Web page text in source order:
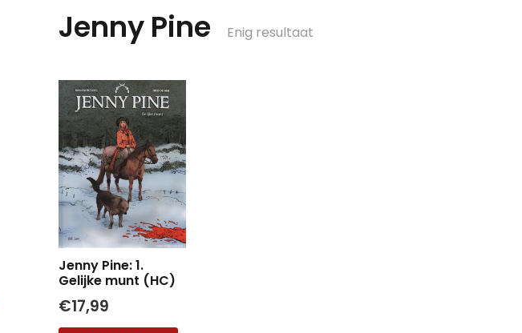
Jenny Pine Enig resultaat
Jenny Pine: 1.
Gelijke munt (HC)
€17,99